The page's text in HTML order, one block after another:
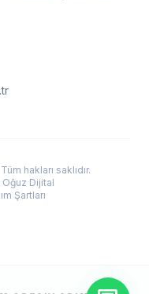
hakları saklıdır.
Oğuz Dijital
Şartları